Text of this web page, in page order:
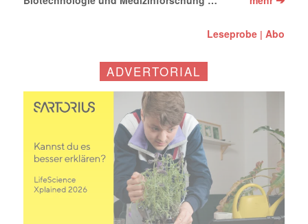
Leseprobe |Abo
ADVERTORIAL